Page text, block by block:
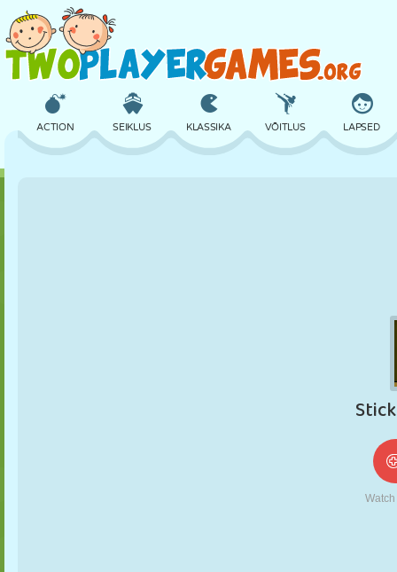
ACTION SEIKLUS KLASSIKA VÕITLUS LAPSED
ROBOT
TRULL